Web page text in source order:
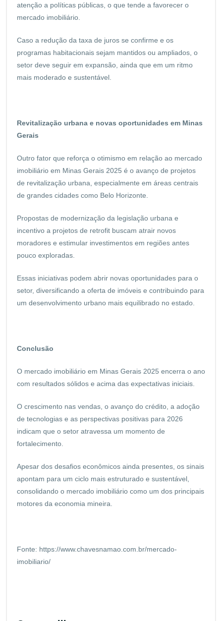
atenção a políticas públicas, o que tende a favorecer o
mercado imobiliário.
Caso a redução da taxa de juros se confirme e os
programas habitacionais sejam mantidos ou ampliados, o
setor deve seguir em expansão, ainda que em um ritmo
mais moderado e sustentável.
Revitalização urbana e novas oportunidades em Minas
Gerais
Outro fator que reforça o otimismo em relação ao mercado
imobiliário em Minas Gerais 2025 é o avanço de projetos
de revitalização urbana, especialmente em áreas centrais
de grandes cidades como Belo Horizonte.
Propostas de modernização da legislação urbana e
incentivo a projetos de retrofit buscam atrair novos
moradores e estimular investimentos em regiões antes
pouco exploradas.
Essas iniciativas podem abrir novas oportunidades para o
setor, diversificando a oferta de imóveis e contribuindo para
um desenvolvimento urbano mais equilibrado no estado.
Conclusão
O mercado imobiliário em Minas Gerais 2025 encerra o ano
com resultados sólidos e acima das expectativas iniciais.
O crescimento nas vendas, o avanço do crédito, a adoção
de tecnologias e as perspectivas positivas para 2026
indicam que o setor atravessa um momento de
fortalecimento.
Apesar dos desafios econômicos ainda presentes, os sinais
apontam para um ciclo mais estruturado e sustentável,
consolidando o mercado imobiliário como um dos principais
motores da economia mineira.
Fonte: https://www.chavesnamao.com.br/mercado-
imobiliario/